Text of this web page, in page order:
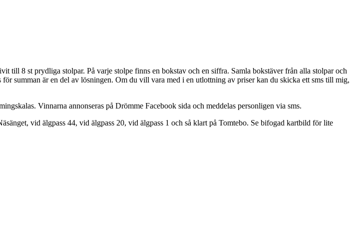
8 st prydliga stolpar. På varje stolpe finns en bokstav och en siffra. Samla bokstäver från alla stolpar och
summan är en del av lösningen. Om du vill vara med i en utlottning av priser kan du skicka ett sms till mig,
Vinnarna annonseras på Drömme Facebook sida och meddelas personligen via sms.
vid älgpass 44, vid älgpass 20, vid älgpass 1 och så klart på Tomtebo. Se bifogad kartbild för lite